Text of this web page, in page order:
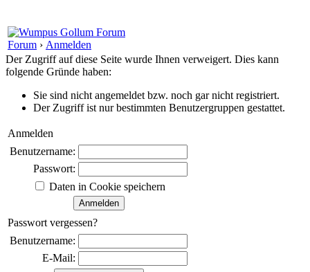
Forum › Anmelden
Der Zugriff auf diese Seite wurde Ihnen verweigert. Dies kann
folgende Gründe haben:
Sie sind nicht angemeldet bzw. noch gar nicht registriert.
Der Zugriff ist nur bestimmten Benutzergruppen gestattet.
Anmelden
Benutzername:
Passwort:
Daten in Cookie speichern
Passwort vergessen?
Benutzername:
E-Mail: